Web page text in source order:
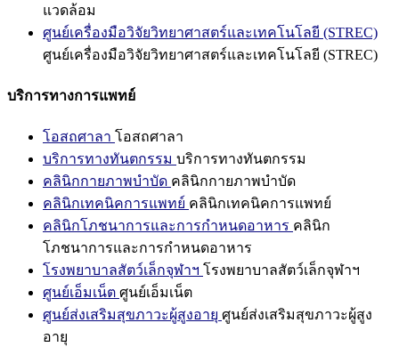
แวดล้อม
ศูนย์เครื่องมือวิจัยวิทยาศาสตร์และเทคโนโลยี (STREC)
ศูนย์เครื่องมือวิจัยวิทยาศาสตร์และเทคโนโลยี (STREC)
บริการทางการแพทย์
โอสถศาลา โอสถศาลา
บริการทางทันตกรรม บริการทางทันตกรรม
คลินิกกายภาพบำบัด คลินิกกายภาพบำบัด
คลินิกเทคนิคการแพทย์ คลินิกเทคนิคการแพทย์
คลินิกโภชนาการและการกำหนดอาหาร คลินิก
โภชนาการและการกำหนดอาหาร
โรงพยาบาลสัตว์เล็กจุฬาฯ โรงพยาบาลสัตว์เล็กจุฬาฯ
ศูนย์เอ็มเน็ต ศูนย์เอ็มเน็ต
ศูนย์ส่งเสริมสุขภาวะผู้สูงอายุ ศูนย์ส่งเสริมสุขภาวะผู้สูง
อายุ